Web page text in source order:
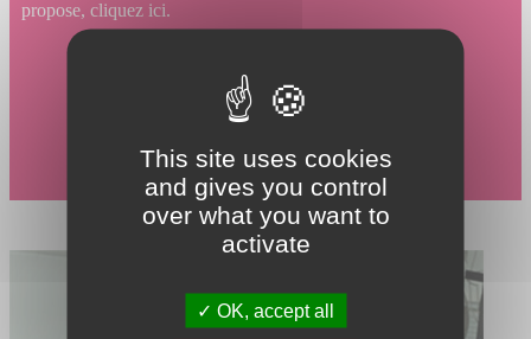
propose, cliquez ici.
This site uses cookies
and gives you control
over what you want to
activate
OK, accept all